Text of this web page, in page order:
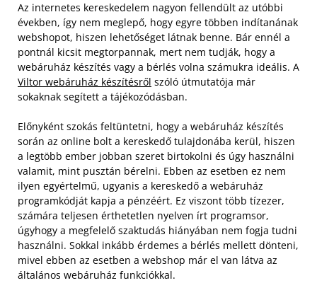
Az internetes kereskedelem nagyon fellendült az utóbbi
években, így nem meglepő, hogy egyre többen indítanának
webshopot, hiszen lehetőséget látnak benne. Bár ennél a
pontnál kicsit megtorpannak, mert nem tudják, hogy a
webáruház készítés vagy a bérlés volna számukra ideális. A
Viltor webáruház készítésről szóló útmutatója már
sokaknak segített a tájékozódásban.
Előnyként szokás feltüntetni, hogy a webáruház készítés
során az online bolt a kereskedő tulajdonába kerül, hiszen
a legtöbb ember jobban szeret birtokolni és úgy használni
valamit, mint pusztán bérelni. Ebben az esetben ez nem
ilyen egyértelmű, ugyanis a kereskedő a webáruház
programkódját kapja a pénzéért. Ez viszont több tízezer,
számára teljesen érthetetlen nyelven írt programsor,
úgyhogy a megfelelő szaktudás hiányában nem fogja tudni
használni. Sokkal inkább érdemes a bérlés mellett dönteni,
mivel ebben az esetben a webshop már el van látva az
általános webáruház funkciókkal.